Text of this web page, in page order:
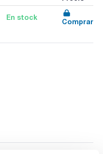
En stock
Comprar